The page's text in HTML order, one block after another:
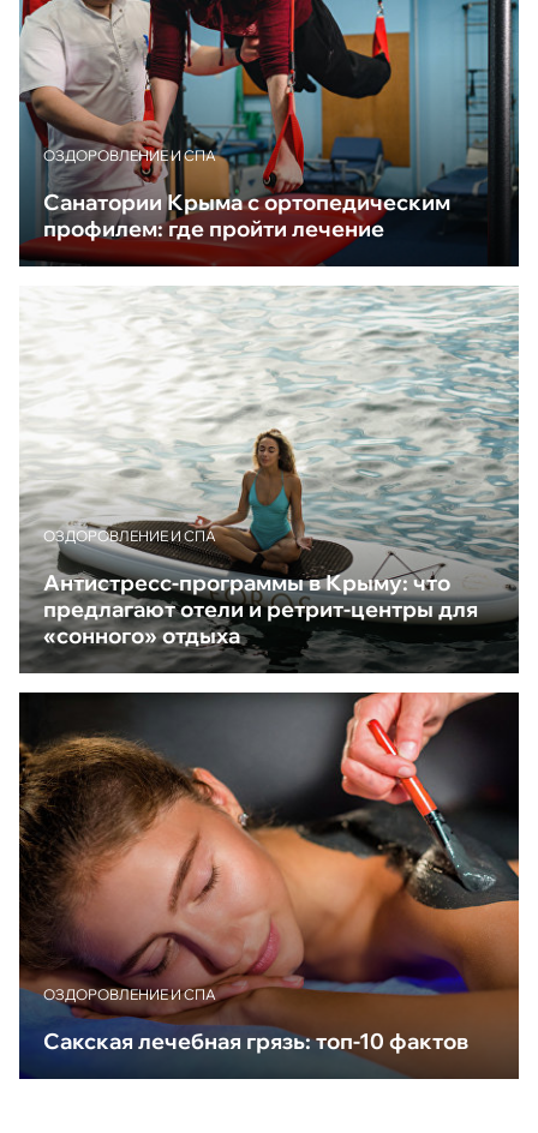
ОЗДОРОВЛЕНИЕ И СПА
Санатории Крыма с ортопедическим
профилем: где пройти лечение
ОЗДОРОВЛЕНИЕ И СПА
Антистресс-программы в Крыму: что
предлагают отели и ретрит-центры для
«сонного» отдыха
ОЗДОРОВЛЕНИЕ И СПА
Сакская лечебная грязь: топ-10 фактов